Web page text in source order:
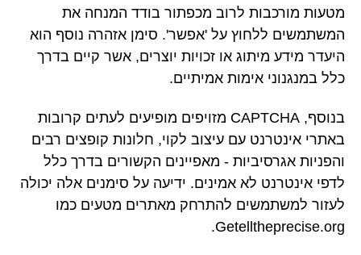
מטעות מורכבות לרוב מכפתור בודד המנחה את
המשתמשים ללחוץ על 'אפשר'. סימן אזהרה נוסף הוא
היעדר מידע מיתוג או זכויות יוצרים, אשר קיים בדרך
כלל במנגנוני אימות אמיתיים.
בנוסף, CAPTCHA מזויפים מופיעים לעתים קרובות
באתרי אינטרנט עם עיצוב לקוי, חלונות קופצים רבים
והפניות אגרסיביות - מאפיינים הקשורים בדרך כלל
לדפי אינטרנט לא אמינים. ידיעה על סימנים אלה יכולה
לעזור למשתמשים להתרחק מאתרים מטעים כמו
Getelltheprecise.org.